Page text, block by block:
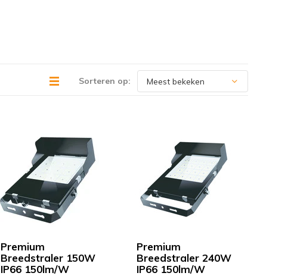
Sorteren op:
Premium
Breedstraler 150W
IP66 150lm/W
Premium
Breedstraler 240W
IP66 150lm/W